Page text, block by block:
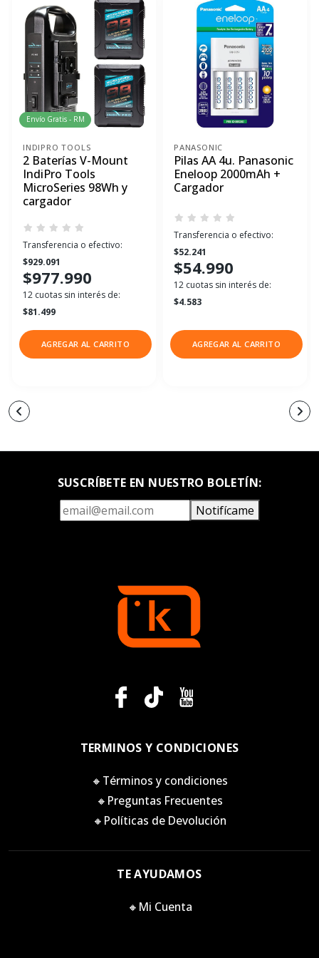
Envío Gratis - RM
INDIPRO TOOLS
2 Baterías V-Mount
IndiPro Tools
MicroSeries 98Wh y
cargador
Transferencia o efectivo:
$929.091
$977.990
12 cuotas sin interés de:
$81.499
AGREGAR AL CARRITO
PANASONIC
Pilas AA 4u. Panasonic
Eneloop 2000mAh +
Cargador
Transferencia o efectivo:
$52.241
$54.990
12 cuotas sin interés de:
$4.583
AGREGAR AL CARRITO
SUSCRÍBETE EN NUESTRO BOLETÍN:
Notifícame
TERMINOS Y CONDICIONES
🔸Términos y condiciones
🔸Preguntas Frecuentes
🔸Políticas de Devolución
TE AYUDAMOS
🔸Mi Cuenta